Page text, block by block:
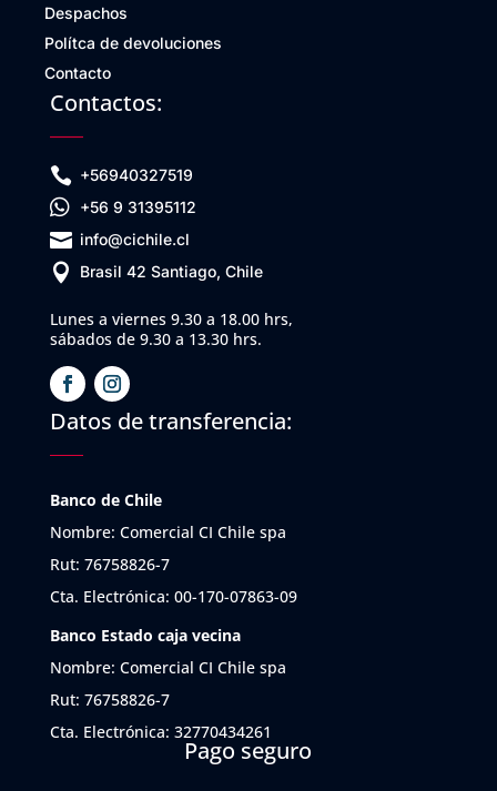
Despachos
Polítca de devoluciones
Contacto
Contactos:
 +56940327519
 +56 9 31395112
 info@cichile.cl
 Brasil 42 Santiago, Chile
Lunes a viernes 9.30 a 18.00 hrs,
sábados de 9.30 a 13.30 hrs.
Datos de transferencia:
Banco de Chile
Nombre: Comercial CI Chile spa
Rut: 76758826-7
Cta. Electrónica: 00-170-07863-09
Banco Estado caja vecina
Nombre: Comercial CI Chile spa
Rut: 76758826-7
Cta. Electrónica: 32770434261
Pago seguro